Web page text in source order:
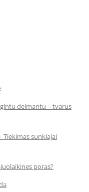
deimantu – tvarus
Tiekimas sunkiajai
poras?